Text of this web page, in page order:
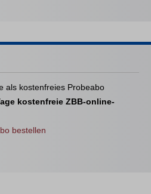
als kostenfreies Probeabo
kostenfreie ZBB-online-
bestellen